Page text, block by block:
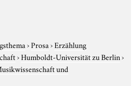
›Prosa›Erzählung
›Humboldt-Universität zu Berlin›
und